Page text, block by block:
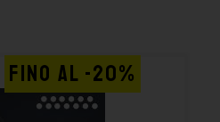
FINO AL -20%